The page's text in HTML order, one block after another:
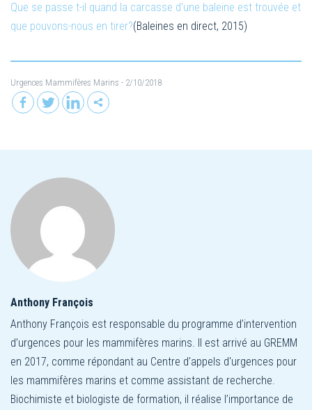
Que se passe t-il quand la carcasse d’une baleine est trouvée et
que pouvons-nous en tirer?(Baleines en direct, 2015)
Urgences Mammifères Marins - 2/10/2018
Anthony François
Anthony François est responsable du programme d’intervention
d’urgences pour les mammifères marins. Il est arrivé au GREMM
en 2017, comme répondant au Centre d'appels d'urgences pour
les mammifères marins et comme assistant de recherche.
Biochimiste et biologiste de formation, il réalise l’importance de